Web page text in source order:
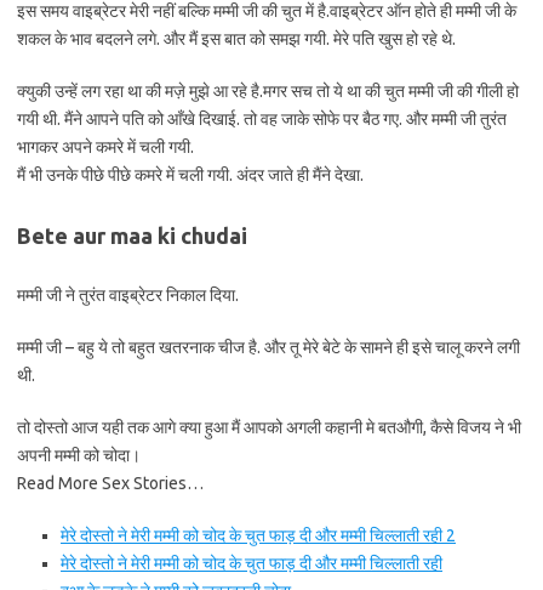
इस समय वाइब्रेटर मेरी नहीं बल्कि मम्मी जी की चुत में है.वाइब्रेटर ऑन होते ही मम्मी जी के
शकल के भाव बदलने लगे. और मैं इस बात को समझ गयी. मेरे पति खुस हो रहे थे.
क्युकी उन्हें लग रहा था की मज़े मुझे आ रहे है.मगर सच तो ये था की चुत मम्मी जी की गीली हो
गयी थी. मैंने आपने पति को आँखे दिखाई. तो वह जाके सोफे पर बैठ गए. और मम्मी जी तुरंत
भागकर अपने कमरे में चली गयी.
मैं भी उनके पीछे पीछे कमरे में चली गयी. अंदर जाते ही मैंने देखा.
Bete aur maa ki chudai
मम्मी जी ने तुरंत वाइब्रेटर निकाल दिया.
मम्मी जी – बहु ये तो बहुत खतरनाक चीज है. और तू मेरे बेटे के सामने ही इसे चालू करने लगी
थी.
तो दोस्तो आज यही तक आगे क्या हुआ मैं आपको अगली कहानी मे बतऔगी, कैसे विजय ने भी
अपनी मम्मी को चोदा।
Read More Sex Stories…
मेरे दोस्तो ने मेरी मम्मी को चोद के चुत फाड़ दी और मम्मी चिल्लाती रही 2
मेरे दोस्तो ने मेरी मम्मी को चोद के चुत फाड़ दी और मम्मी चिल्लाती रही